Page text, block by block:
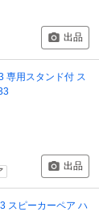
出品
専用スタンド付 ス
出品
スピーカーペア ハ